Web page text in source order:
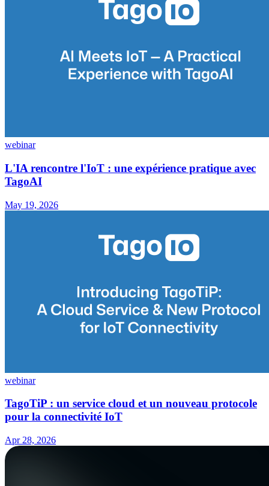
webinar
L'IA rencontre l'IoT : une expérience pratique avec
TagoAI
May 19, 2026
webinar
TagoTiP : un service cloud et un nouveau protocole
pour la connectivité IoT
Apr 28, 2026